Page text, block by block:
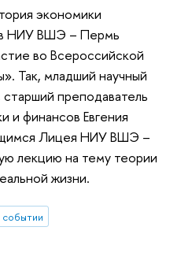
экономики
НИУ ВШЭ – Пермь
во Всероссийской
Так, младший научный
преподаватель
и финансов Евгения
Лицея НИУ ВШЭ –
лекцию на тему теории
жизни.